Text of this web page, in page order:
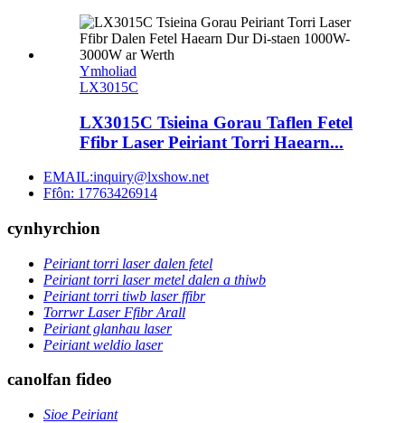
Ymholiad
LX3015C
LX3015C Tsieina Gorau Taflen Fetel
Ffibr Laser Peiriant Torri Haearn...
EMAIL:inquiry@lxshow.net
Ffôn: 17763426914
cynhyrchion
Peiriant torri laser dalen fetel
Peiriant torri laser metel dalen a thiwb
Peiriant torri tiwb laser ffibr
Torrwr Laser Ffibr Arall
Peiriant glanhau laser
Peiriant weldio laser
canolfan fideo
Sioe Peiriant